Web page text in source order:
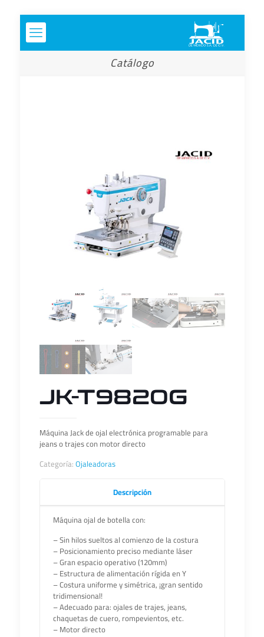
Catálogo
JK-T9820G
Máquina Jack de ojal electrónica programable para
jeans o trajes con motor directo
Categoría:Ojaleadoras
Descripción
Máquina ojal de botella con:
– Sin hilos sueltos al comienzo de la costura
– Posicionamiento preciso mediante láser
– Gran espacio operativo (120mm)
– Estructura de alimentación rígida en Y
– Costura uniforme y simétrica, ¡gran sentido
tridimensional!
– Adecuado para: ojales de trajes, jeans,
chaquetas de cuero, rompevientos, etc.
– Motor directo